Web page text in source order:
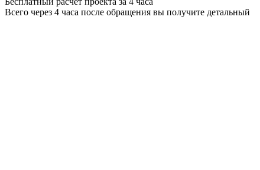
Всего через 4 часа после обращения вы получите детальный